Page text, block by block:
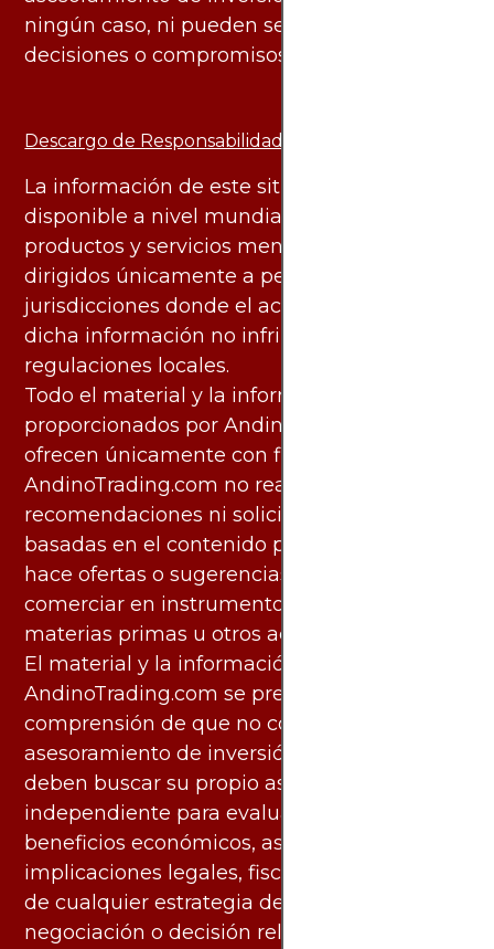
ningún caso, ni pueden servir de base para
decisiones o compromisos de ningún tipo.
Descargo de Responsabilidad:
La información de este sitio web está
disponible a nivel mundial. Sin embargo, los
productos y servicios mencionados están
dirigidos únicamente a personas en
jurisdicciones donde el acceso y uso de
dicha información no infringe leyes o
regulaciones locales.
Todo el material y la información
proporcionados por AndinoTrading.com se
ofrecen únicamente con fines informativos.
AndinoTrading.com no realiza
recomendaciones ni solicita acciones
basadas en el contenido proporcionado, ni
hace ofertas o sugerencias para invertir o
comerciar en instrumentos financieros,
materias primas u otros activos.
El material y la información disponibles en
AndinoTrading.com se presentan con la
comprensión de que no constituyen
asesoramiento de inversión. Los usuarios
deben buscar su propio asesoramiento
independiente para evaluar los riesgos y
beneficios económicos, así como las
implicaciones legales, fiscales y contables
de cualquier estrategia de inversión,
negociación o decisión relacionada con